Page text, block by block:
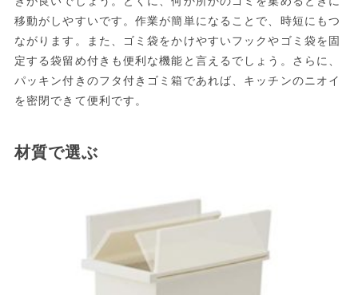
移動がしやすいです。作業が簡単になることで、時短にもつ
ながります。また、ゴミ袋をかけやすいフックやゴミ袋を固
定する袋留め付きも便利な機能と言えるでしょう。さらに、
パッキン付きのフタ付きゴミ箱であれば、キッチンのニオイ
を密閉できて便利です。
材質で選ぶ